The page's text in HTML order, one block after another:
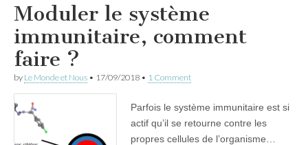
Moduler le système
immunitaire, comment
faire ?
by Le Monde et Nous • 17/09/2018 • 1 Comment
Parfois le système immunitaire est si
actif qu’il se retourne contre les
propres cellules de l’organisme…